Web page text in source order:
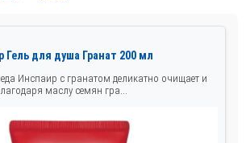
Гель для душа Гранат 200 мл
Инспаир с гранатом деликатно очищает и
маслу семян гра...